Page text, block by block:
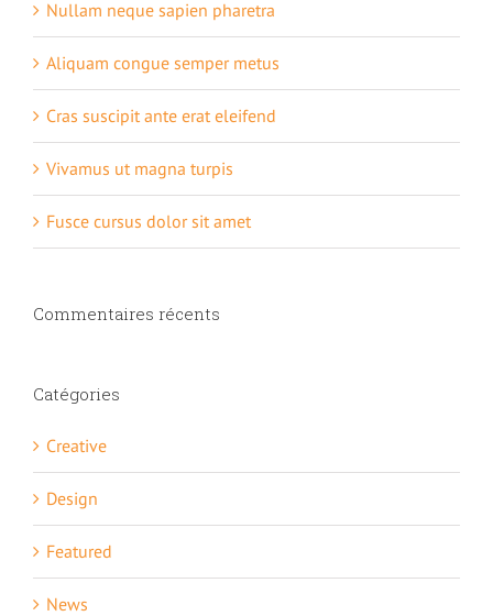
Quels sont les atouts de l’auto hypnose ?
Comment lâcher prise
Avis de nos stagiaires sur la formation Auto hypnose
Position du centre de formation
Nullam neque sapien pharetra
Aliquam congue semper metus
Cras suscipit ante erat eleifend
Vivamus ut magna turpis
Fusce cursus dolor sit amet
Commentaires récents
Catégories
Creative
Design
Featured
News